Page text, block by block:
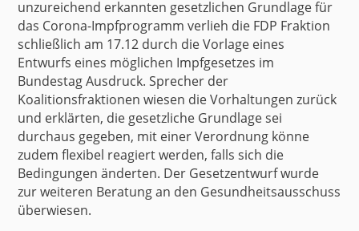
unzureichend erkannten gesetzlichen Grundlage für
das Corona-Impfprogramm verlieh die FDP Fraktion
schließlich am 17.12 durch die Vorlage eines
Entwurfs eines möglichen Impfgesetzes im
Bundestag Ausdruck. Sprecher der
Koalitionsfraktionen wiesen die Vorhaltungen zurück
und erklärten, die gesetzliche Grundlage sei
durchaus gegeben, mit einer Verordnung könne
zudem flexibel reagiert werden, falls sich die
Bedingungen änderten. Der Gesetzentwurf wurde
zur weiteren Beratung an den Gesundheitsausschuss
überwiesen.